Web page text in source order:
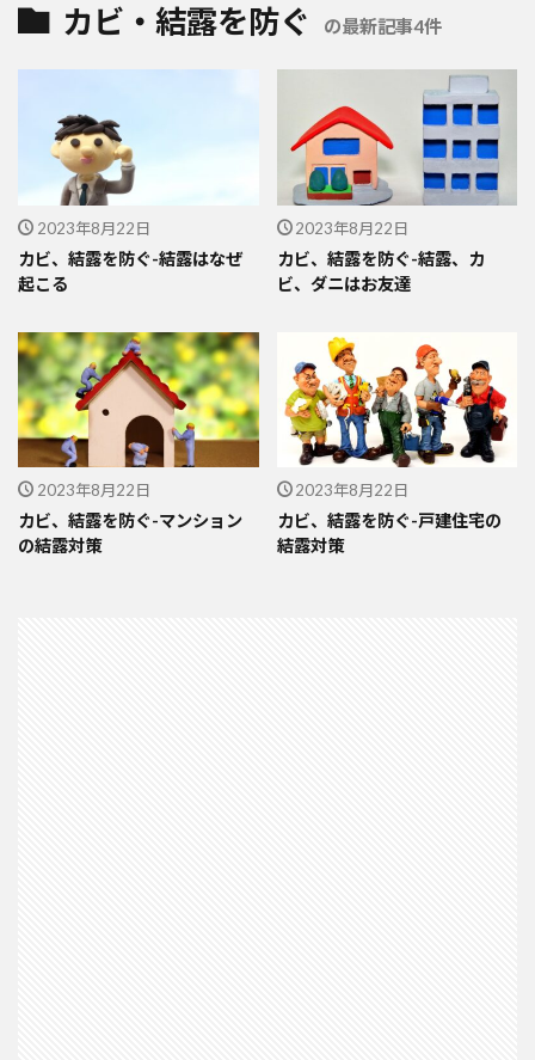
カビ・結露を防ぐ の最新記事4件
2023年8月22日
カビ、結露を防ぐ-結露はなぜ
起こる
2023年8月22日
カビ、結露を防ぐ-結露、カ
ビ、ダニはお友達
2023年8月22日
カビ、結露を防ぐ-マンション
の結露対策
2023年8月22日
カビ、結露を防ぐ-戸建住宅の
結露対策